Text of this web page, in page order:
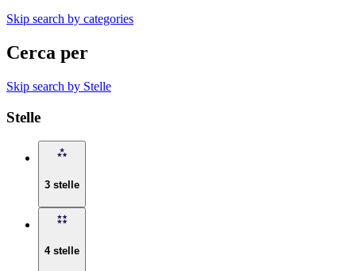
Skip search by categories
Cerca per
Skip search by Stelle
Stelle
3 stelle
4 stelle